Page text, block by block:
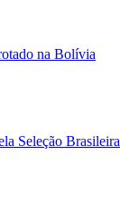
na Bolívia
Seleção Brasileira